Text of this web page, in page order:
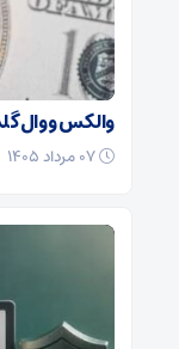
والکس و وال